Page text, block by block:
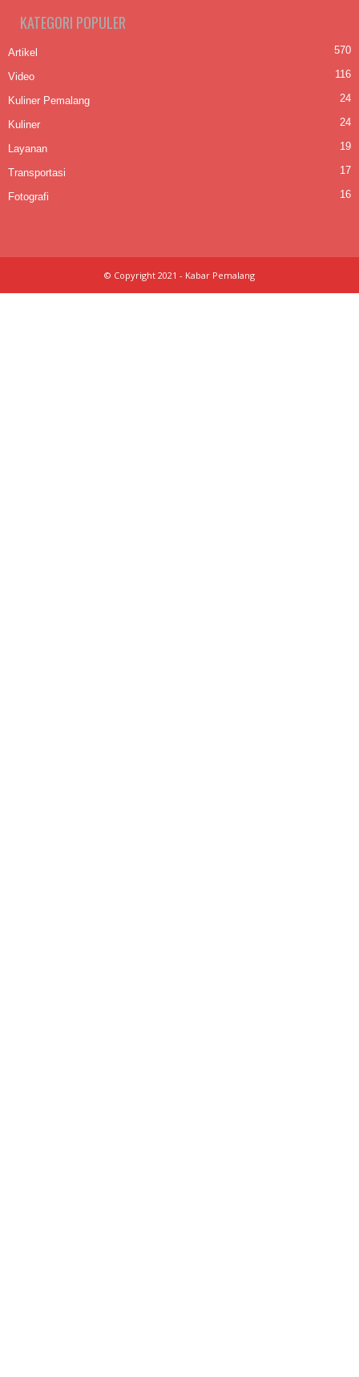
KATEGORI POPULER
Artikel 570
Video 116
Kuliner Pemalang 24
Kuliner 24
Layanan 19
Transportasi 17
Fotografi 16
© Copyright 2021 - Kabar Pemalang